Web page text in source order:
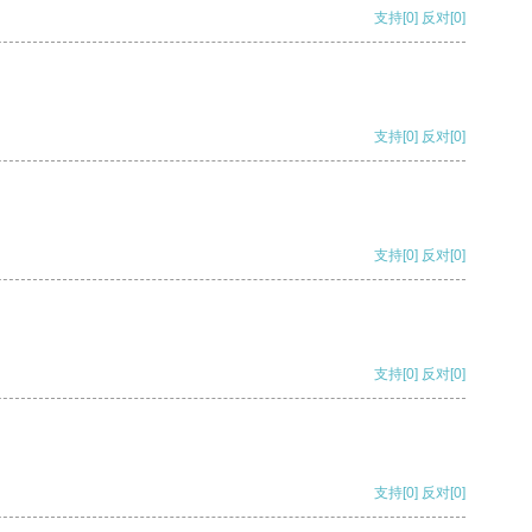
支持[0] 反对[0]
支持[0] 反对[0]
支持[0] 反对[0]
支持[0] 反对[0]
支持[0] 反对[0]